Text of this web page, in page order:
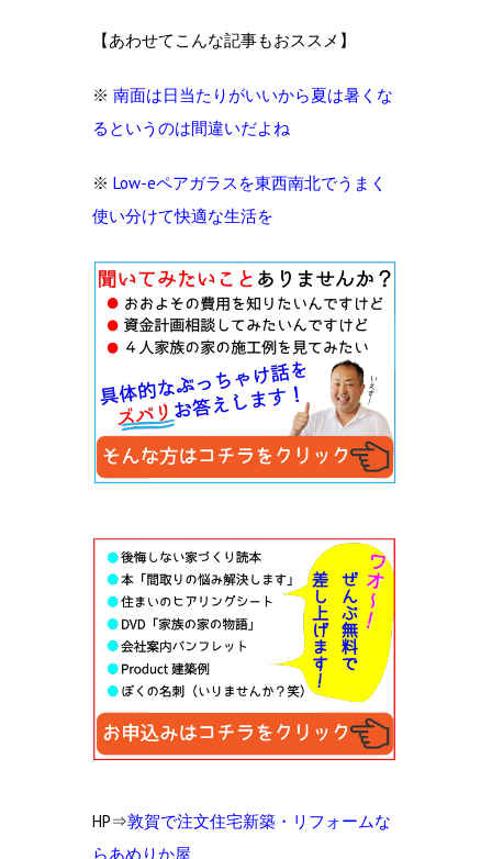
【あわせてこんな記事もおススメ】
※ 南面は日当たりがいいから夏は暑くな
るというのは間違いだよね
※ Low-eペアガラスを東西南北でうまく
使い分けて快適な生活を
HP⇒敦賀で注文住宅新築・リフォームな
らあめりか屋